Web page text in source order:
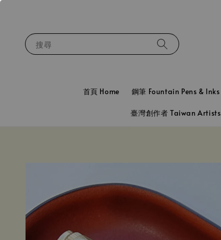
搜尋
首頁 Home 鋼筆 Fountain Pens & Inks
臺灣創作者 Taiwan Artists